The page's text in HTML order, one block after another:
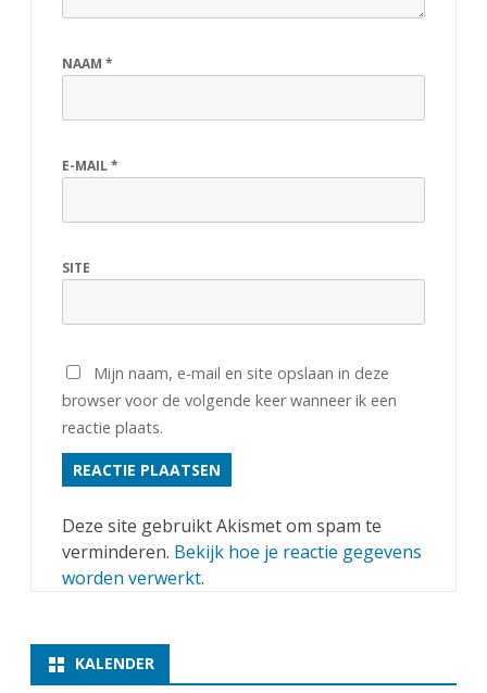
NAAM *
E-MAIL*
SITE
Mijn naam, e-mail en site opslaan in deze
browser voor de volgende keer wanneer ik een
reactie plaats.
Deze site gebruikt Akismet om spam te
verminderen. Bekijk hoe je reactie gegevens
worden verwerkt.
KALENDER